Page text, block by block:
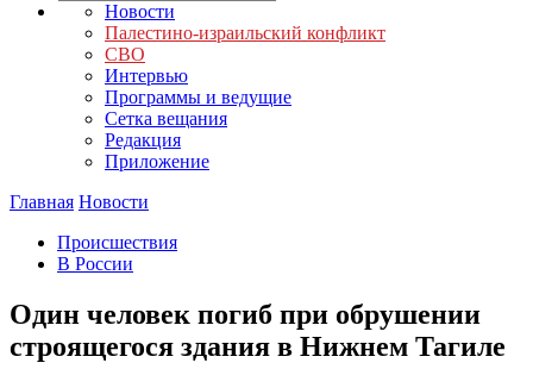
Новости
Палестино-израильский конфликт
СВО
Интервью
Программы и ведущие
Сетка вещания
Редакция
Приложение
Главная Новости
Происшествия
В России
Один человек погиб при обрушении
строящегося здания в Нижнем Тагиле